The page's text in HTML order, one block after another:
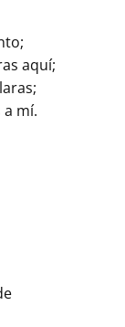
aquí;
mí.